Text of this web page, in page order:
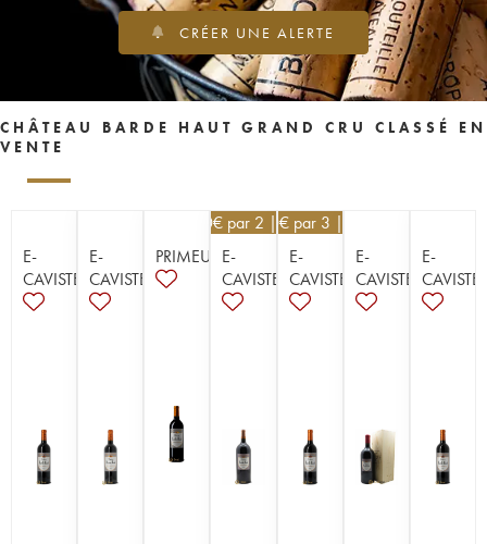
CRÉER UNE ALERTE
CHÂTEAU BARDE HAUT GRAND CRU CLASSÉ EN
VENTE
E-
CAVISTE
E-
CAVISTE
PRIMEUR
58,50€ par 2 | -10%
E-
CAVISTE
28,80€ par 3 | -10%
E-
CAVISTE
E-
CAVISTE
E-
CAVISTE